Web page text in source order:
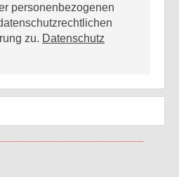
personenbezogenen
zu. Datenschutz